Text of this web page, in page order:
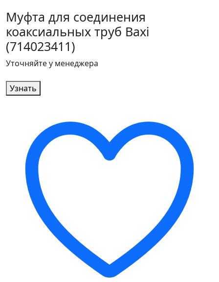
Муфта для соединения
коаксиальных труб Baxi
(714023411)
Уточняйте у менеджера
Узнать